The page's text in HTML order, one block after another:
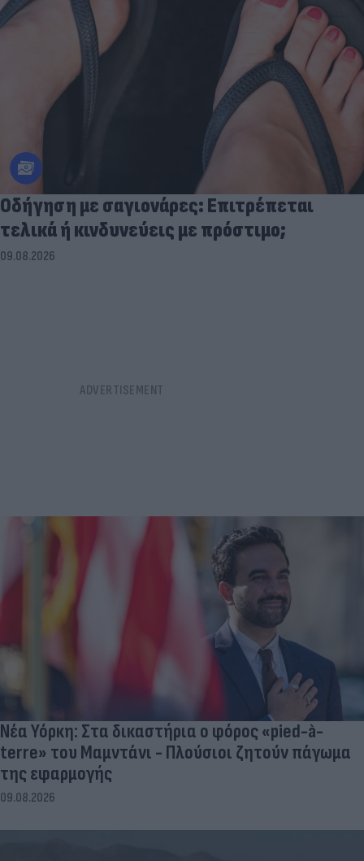
Οδήγηση με σαγιονάρες: Επιτρέπεται
τελικά ή κινδυνεύεις με πρόστιμο;
09.08.2026
Νέα Υόρκη: Στα δικαστήρια ο φόρος «pied-à-
terre» του Μαμντάνι - Πλούσιοι ζητούν πάγωμα
της εφαρμογής
09.08.2026